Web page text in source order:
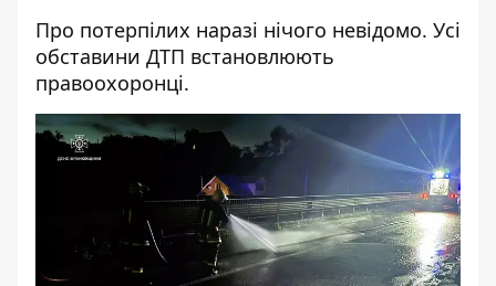
Про потерпілих наразі нічого невідомо. Усі
обставини ДТП встановлюють
правоохоронці.